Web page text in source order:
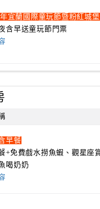
年宜蘭國際童玩節暨粉紅城堡
含早送童玩節門票
早餐
+免費戲水撈魚蝦、觀星座
喝奶奶